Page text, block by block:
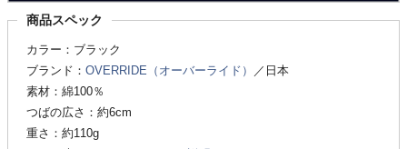
商品スペック
カラー：ブラック
ブランド： OVERRIDE（オーバーライド）
／日本
素材：綿100％
つばの広さ：約6cm
重さ：約110g